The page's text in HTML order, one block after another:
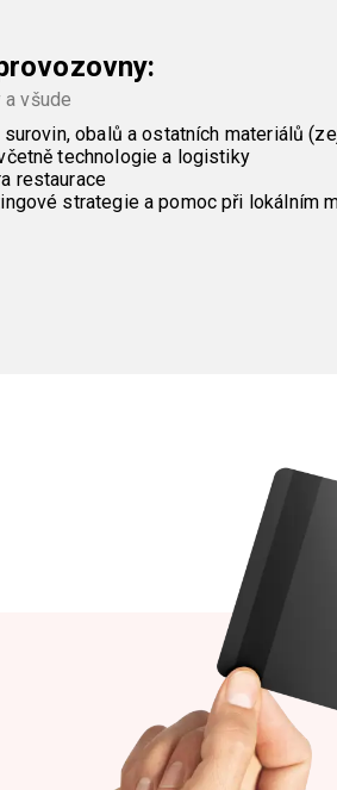
a všude
obalů a ostatních materiálů
technologie a logistiky
restaurace
strategie a pomoc při lokálním